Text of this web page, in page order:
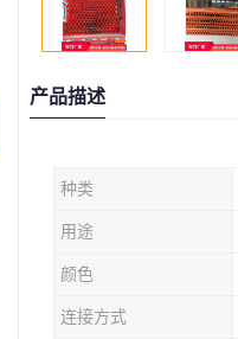
产品描述
种类
用途
颜色
连接方式